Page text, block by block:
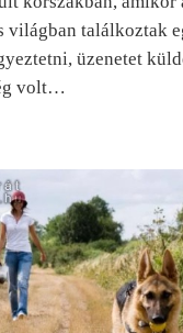
világban találkoztak
üzenetet
volt…